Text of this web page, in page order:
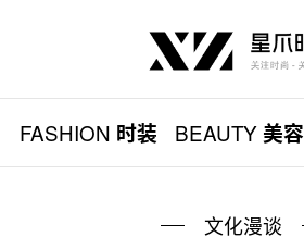
FASHION 时装 BEAUTY美容
文化漫谈